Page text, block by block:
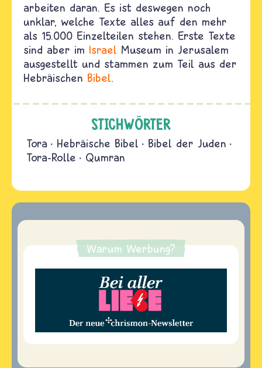
arbeiten daran. Es ist deswegen noch
unklar, welche Texte alles auf den mehr
als 15.000 Einzelteilen stehen. Erste Texte
sind aber im Israel Museum in Jerusalem
ausgestellt und stammen zum Teil aus der
Hebräischen Bibel.
STICHWÖRTER
Tora Hebräische Bibel
Bibel der Juden
Tora-Rolle
Qumran
Warum Werbung?